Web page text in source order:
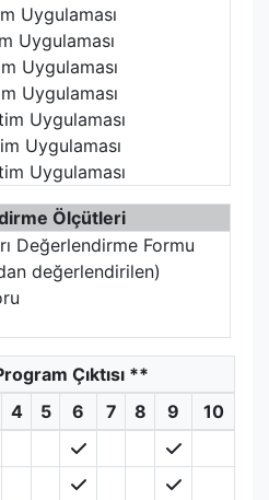
Uygulaması
Uygulaması
Uygulaması
Uygulaması
Uygulaması
Uygulaması
Uygulaması
Ölçütleri
Değerlendirme Formu
değerlendirilen)
Çıktısı **
4 5 6 7 8 9 10